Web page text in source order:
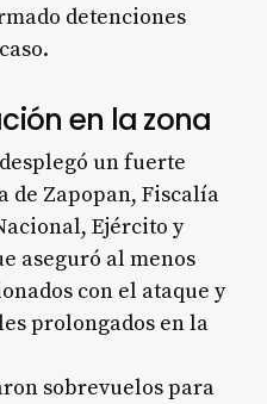
detenciones
en la zona
un fuerte
de Zapopan, Fiscalía
Ejército y
aseguró al menos
con el ataque y
prolongados en la
sobrevuelos para